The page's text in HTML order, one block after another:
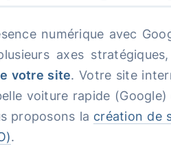
numérique avec
axes
votre site. Votre site
voiture rapide
proposons la création de
.